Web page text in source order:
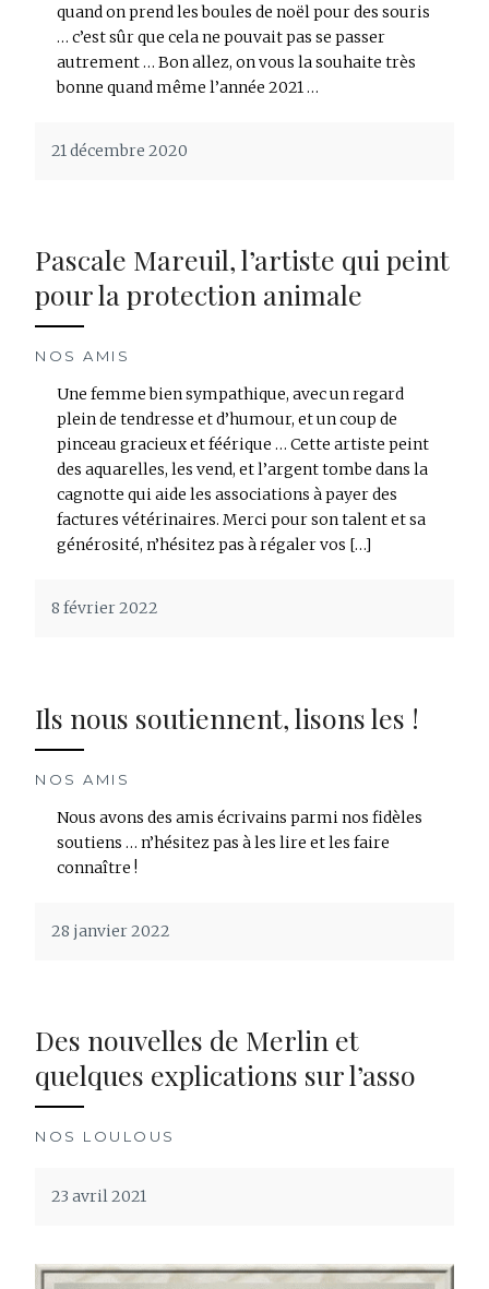
quand on prend les boules de noël pour des souris
… c’est sûr que cela ne pouvait pas se passer
autrement … Bon allez, on vous la souhaite très
bonne quand même l’année 2021 …
21 décembre 2020
Pascale Mareuil, l’artiste qui peint
pour la protection animale
NOS AMIS
Une femme bien sympathique, avec un regard
plein de tendresse et d’humour, et un coup de
pinceau gracieux et féérique … Cette artiste peint
des aquarelles, les vend, et l’argent tombe dans la
cagnotte qui aide les associations à payer des
factures vétérinaires. Merci pour son talent et sa
générosité, n’hésitez pas à régaler vos […]
8 février 2022
Ils nous soutiennent, lisons les !
NOS AMIS
Nous avons des amis écrivains parmi nos fidèles
soutiens … n’hésitez pas à les lire et les faire
connaître !
28 janvier 2022
Des nouvelles de Merlin et
quelques explications sur l’asso
NOS LOULOUS
23 avril 2021